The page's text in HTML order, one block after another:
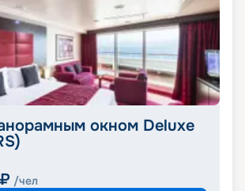
окном Deluxe
₽ /чел